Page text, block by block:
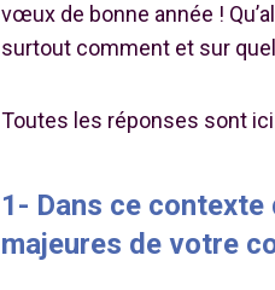
vœux de bonne année !
surtout comment et sur
Toutes les réponses sont
1- Dans ce
majeures de votre